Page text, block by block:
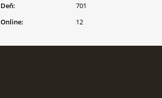
Online: 12
Deň:
701